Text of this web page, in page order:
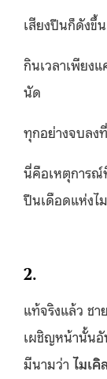
เสียงปืนก็ดังขึ้
กินเวลาเพียง
นัด
ทุกอย่างจบลง
นี่คือเหตุการณ์
ปืนเดือดแห่งไ
2.
แท้จริงแล้ว ช
เผชิญหน้านั้นอั
มีนามว่าไมเ